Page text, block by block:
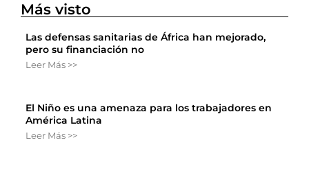
Más visto
Las defensas sanitarias de África han mejorado,
pero su financiación no
Leer Más >>
El Niño es una amenaza para los trabajadores en
América Latina
Leer Más >>